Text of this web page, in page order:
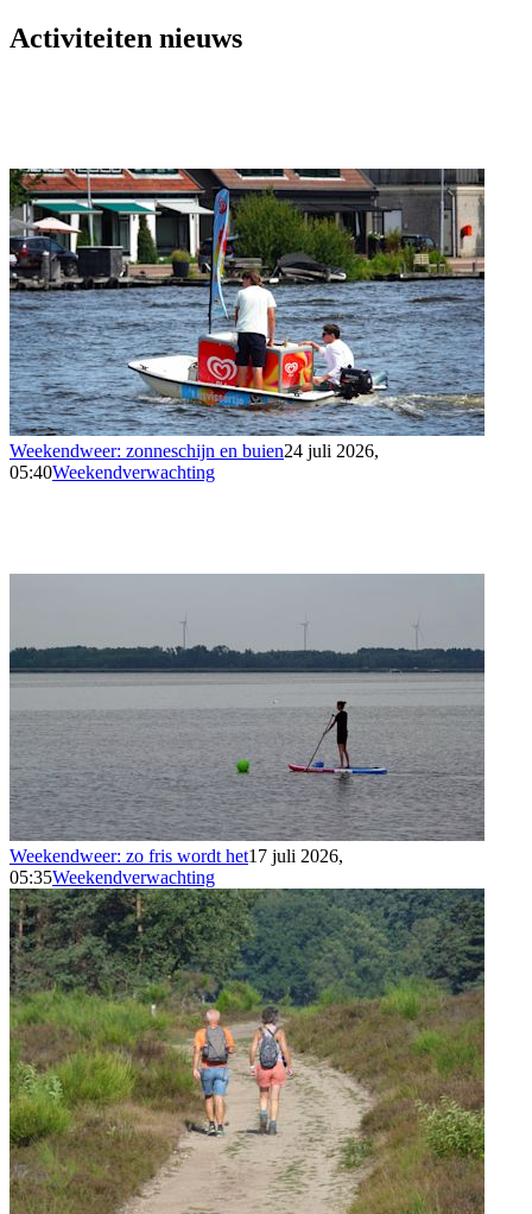
Activiteiten nieuws
Weekendweer: zonneschijn en buien24 juli 2026,
05:40Weekendverwachting
Weekendweer: zo fris wordt het17 juli 2026,
05:35Weekendverwachting